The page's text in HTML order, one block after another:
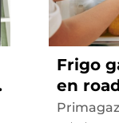
Frigo
en